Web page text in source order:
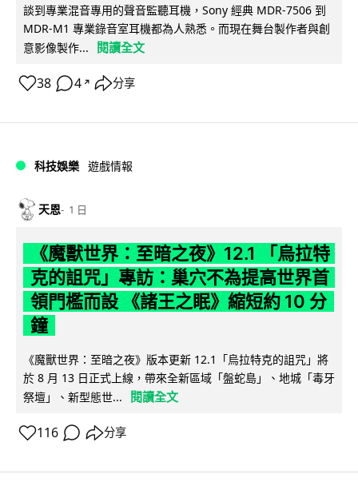
談到專業混音專用的聲音監聽耳機，Sony 經典 MDR-7506 到
MDR-M1 專業錄音室耳機都為人熟悉。而現在舞台製作者與創
意影像製作...
閱讀全文
38 4 ↗ 分享
科技娛樂 遊戲情報
天恩 1 日
《魔獸世界：至暗之夜》12.1 「烏拉特
克的詛咒」專訪：巢穴不為提高世界首
領門檻而設 《諸王之眠》縮短約 10 分
鐘
《魔獸世界：至暗之夜》版本更新 12.1「烏拉特克的詛咒」將
於 8 月 13 日正式上線，帶來全新區域「盤蛇島」、地城「毒牙
祭壇」、新型態世...
閱讀全文
116 分享